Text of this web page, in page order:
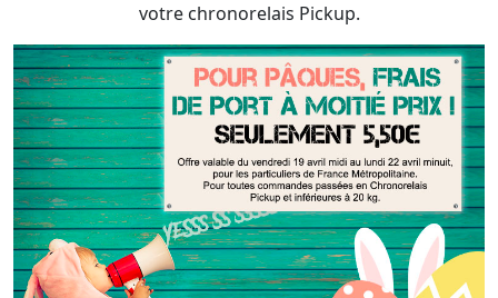
votre chronorelais Pickup.